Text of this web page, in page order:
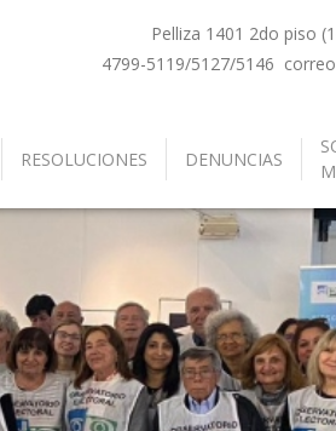
Pelliza 1401 2do piso
4799-5119/5127/5146 correo
RESOLUCIONES DENUNCIAS